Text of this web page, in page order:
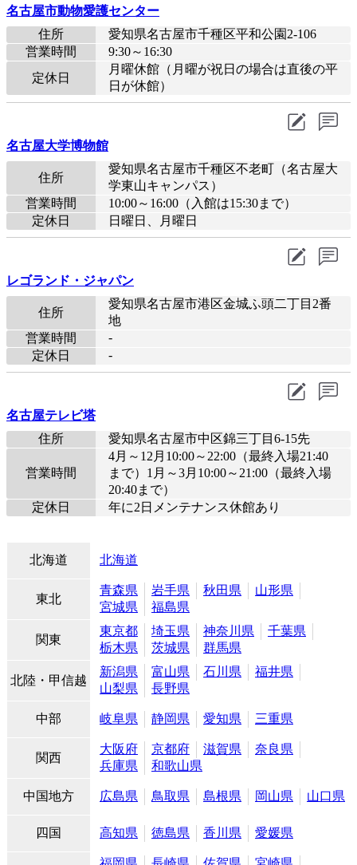
名古屋市動物愛護センター
住所
愛知県名古屋市千種区平和公園2-106
営業時間
9:30～16:30
定休日
月曜休館（月曜が祝日の場合は直後の平
日が休館）
名古屋大学博物館
住所
愛知県名古屋市千種区不老町（名古屋大
学東山キャンパス）
営業時間
10:00～16:00（入館は15:30まで）
定休日
日曜日、月曜日
レゴランド・ジャパン
住所
愛知県名古屋市港区金城ふ頭二丁目2番
地
営業時間
-
定休日
-
名古屋テレビ塔
住所
愛知県名古屋市中区錦三丁目6-15先
営業時間
4月～12月10:00～22:00（最終入場21:40
まで）1月～3月10:00～21:00（最終入場
20:40まで）
定休日
年に2日メンテナンス休館あり
北海道 北海道
東北
青森県 岩手県 秋田県
山形県
宮城県
福島県
関東
東京都 埼玉県 神奈川県
千葉県
栃木県
茨城県 群馬県
北陸・甲信越
新潟県 富山県 石川県
福井県
山梨県
長野県
中部 岐阜県 静岡県 愛知県 三重県
関西
大阪府 京都府 滋賀県
奈良県
兵庫県
和歌山県
中国地方 広島県 鳥取県 島根県 岡山県 山口県
四国 高知県 徳島県 香川県 愛媛県